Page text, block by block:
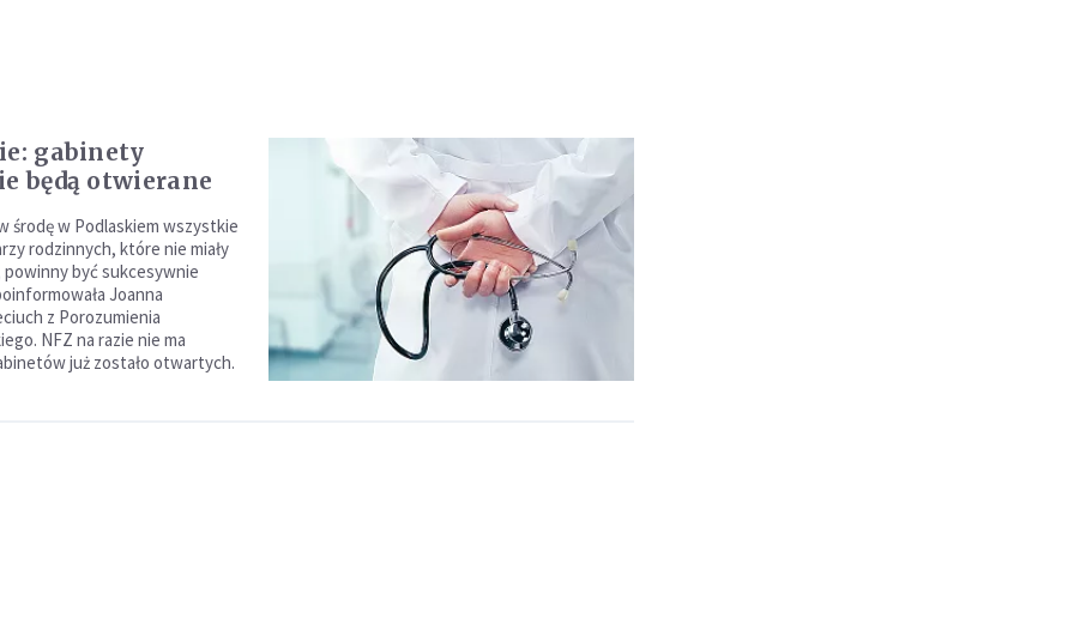
gabinety
będą otwierane
środę w Podlaskiem wszystkie
rodzinnych, które nie miały
powinny być sukcesywnie
Joanna
z Porozumienia
NFZ na razie nie ma
już zostało otwartych.